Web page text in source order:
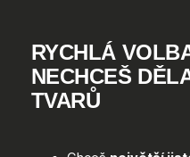
RYCHLÁ
NECHCEŠ
TVARŮ